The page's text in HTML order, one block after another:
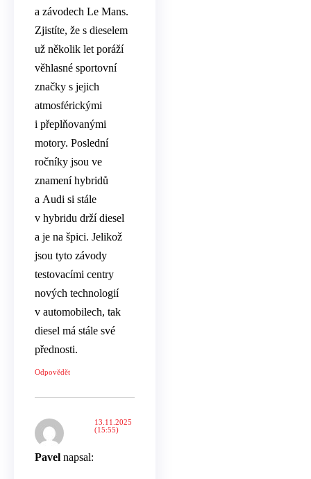
a závodech Le Mans.
Zjistíte, že s dieselem
už několik let poráží
věhlasné sportovní
značky s jejich
atmosférickými
i přeplňovanými
motory. Poslední
ročníky jsou ve
znamení hybridů
a Audi si stále
v hybridu drží diesel
a je na špici. Jelikož
jsou tyto závody
testovacími centry
nových technologií
v automobilech, tak
diesel má stále své
přednosti.
Odpovědět
Pavel napsal:
13.11.2025
(15:55)